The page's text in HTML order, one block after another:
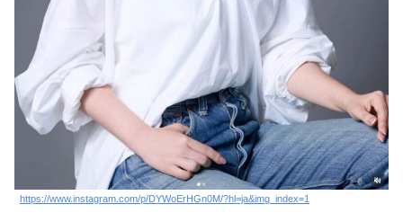
https://www.instagram.com/p/DYWoErHGn0M/?hl=ja&img_index=1